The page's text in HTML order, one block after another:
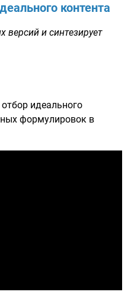
контента
версий и синтезирует
идеального
формулировок в